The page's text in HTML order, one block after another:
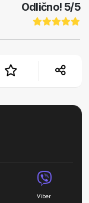
Odlično! 5/5
Viber